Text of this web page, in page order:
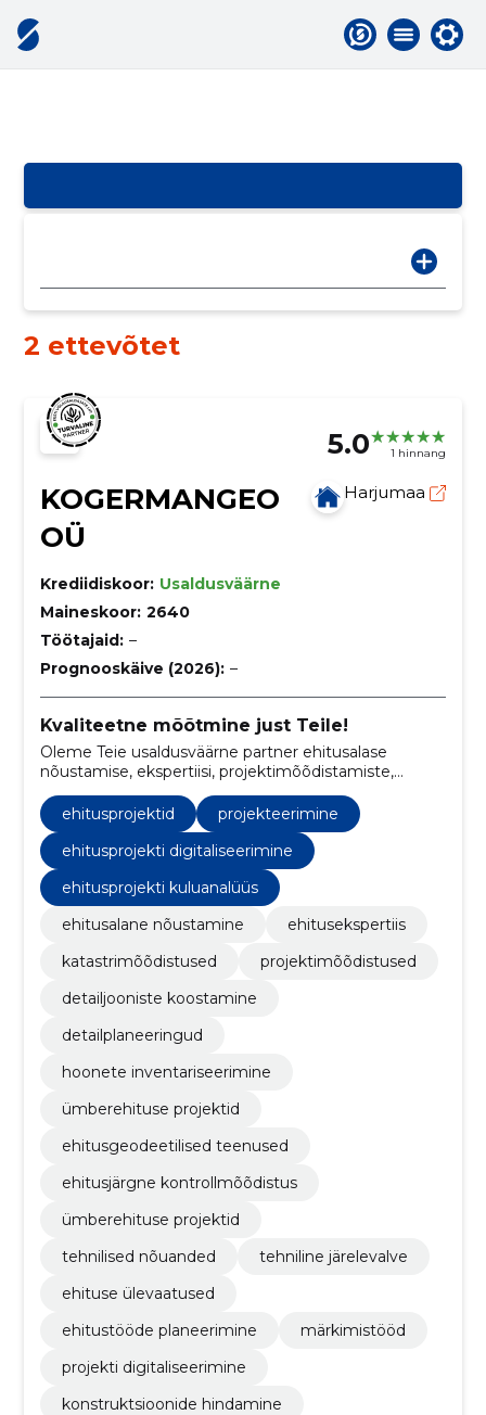
2 ettevõtet
5.0 1 hinnang
KOGERMANGEO
OÜ
Harjumaa
Krediidiskoor: Usaldusväärne
Maineskoor: 2640
Töötajaid: –
Prognooskäive (2026): –
Kvaliteetne mõõtmine just Teile!
Oleme Teie usaldusväärne partner ehitusalase
nõustamise, ekspertiisi, projektimõõdistamiste,
detailjooniste koostamise, detailplaneeringute,
märkimistööde, ümberehituse projektide,
ehitusejärgsete kontrollmõõdistuste ja ehitusprojekti
digitaliseerimise valdkonnas.
ehitusprojektid
projekteerimine
ehitusprojekti digitaliseerimine
ehitusprojekti kuluanalüüs
ehitusalane nõustamine
ehitusekspertiis
katastrimõõdistused
projektimõõdistused
detailjooniste koostamine
detailplaneeringud
hoonete inventariseerimine
ümberehituse projektid
ehitusgeodeetilised teenused
ehitusjärgne kontrollmõõdistus
ümberehituse projektid
tehnilised nõuanded
tehniline järelevalve
ehituse ülevaatused
ehitustööde planeerimine
märkimistööd
projekti digitaliseerimine
konstruktsioonide hindamine